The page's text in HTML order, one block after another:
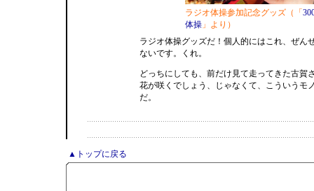
ラジオ体操参加記念グッズ（「
体操」より）
ラジオ体操グッズだ！個人的にはこれ、ぜん
ないです。くれ。
どっちにしても、前だけ見て走ってきた古賀
花が咲くでしょう、じゃなくて、こういうモ
だ。
▲トップに戻る